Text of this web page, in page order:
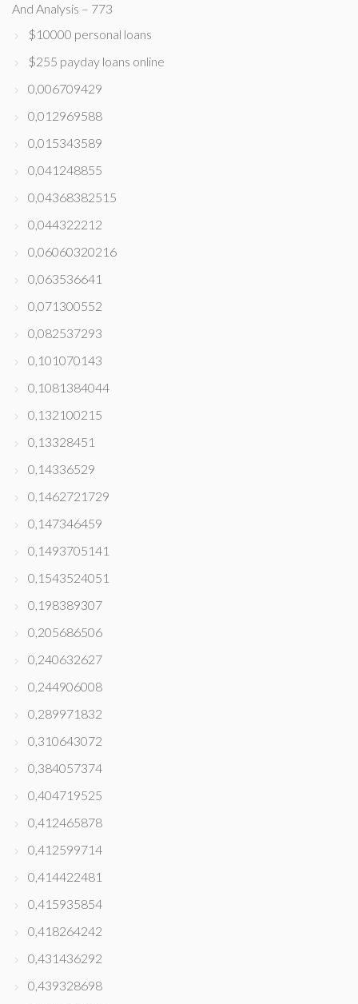
And Analysis – 773
$10000 personal loans
$255 payday loans online
0,006709429
0,012969588
0,015343589
0,041248855
0,04368382515
0,044322212
0,06060320216
0,063536641
0,071300552
0,082537293
0,101070143
0,1081384044
0,132100215
0,13328451
0,14336529
0,1462721729
0,147346459
0,1493705141
0,1543524051
0,198389307
0,205686506
0,240632627
0,244906008
0,289971832
0,310643072
0,384057374
0,404719525
0,412465878
0,412599714
0,414422481
0,415935854
0,418264242
0,431436292
0,439328698